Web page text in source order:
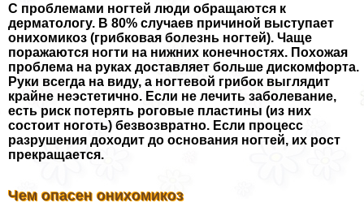
С проблемами ногтей люди обращаются к
дерматологу. В 80% случаев причиной выступает
онихомикоз (грибковая болезнь ногтей). Чаще
поражаются ногти на нижних конечностях. Похожая
проблема на руках доставляет больше дискомфорта.
Руки всегда на виду, а ногтевой грибок выглядит
крайне неэстетично. Если не лечить заболевание,
есть риск потерять роговые пластины (из них
состоит ноготь) безвозвратно. Если процесс
разрушения доходит до основания ногтей, их рост
прекращается.
Чем опасен онихомикоз